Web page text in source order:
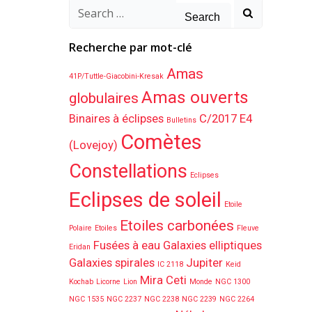
Search
Recherche par mot-clé
41P/Tuttle-Giacobini-Kresak Amas
globulaires Amas ouverts
Binaires à éclipses Bulletins C/2017 E4
(Lovejoy) Comètes
Constellations Eclipses
Eclipses de soleil Etoile
Polaire Etoiles Etoiles carbonées Fleuve
Eridan Fusées à eau Galaxies elliptiques
Galaxies spirales IC 2118 Jupiter Keid
Kochab Licorne Lion Mira Ceti Monde NGC 1300
NGC 1535 NGC 2237 NGC 2238 NGC 2239 NGC 2264